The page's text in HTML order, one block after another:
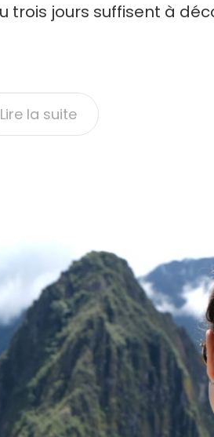
trois jours suffisent à
Lire la suite